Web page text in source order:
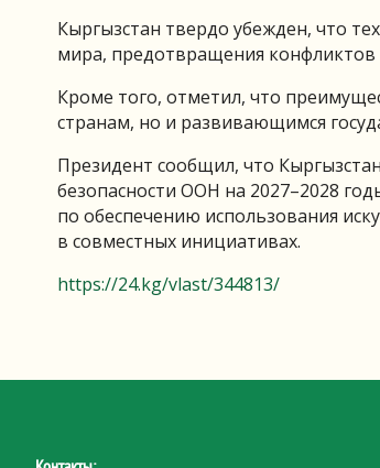
Кыргызстан твердо убежден, что
мира, предотвращения
Кроме того, отметил, что
странам, но и развивающимся
Президент сообщил, что
безопасности ООН на 2027–2028
по обеспечению использования
в совместных инициативах.
https://24.kg/vlast/344813/